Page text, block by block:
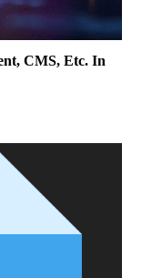
CMS, Etc. In